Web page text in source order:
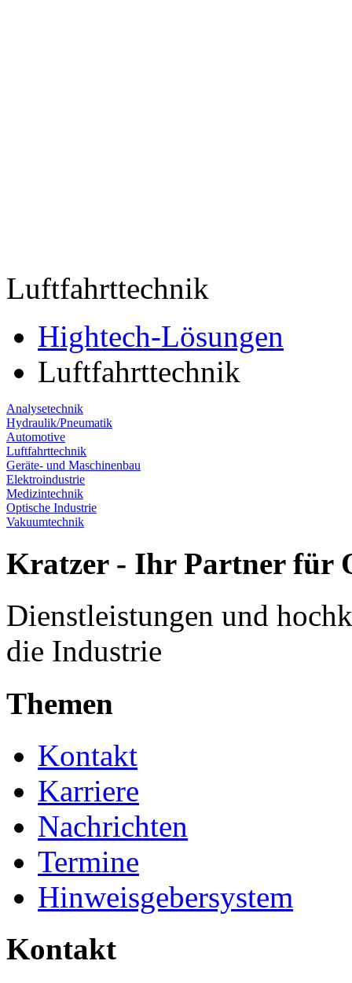
Luftfahrttechnik
Hightech-Lösungen
Luftfahrttechnik
Analysetechnik
Hydraulik/Pneumatik
Automotive
Luftfahrttechnik
Geräte- und Maschinenbau
Elektroindustrie
Medizintechnik
Optische Industrie
Vakuumtechnik
Kratzer - Ihr Partner für
Dienstleistungen und
die Industrie
Themen
Kontakt
Karriere
Nachrichten
Termine
Hinweisgebersystem
Kontakt